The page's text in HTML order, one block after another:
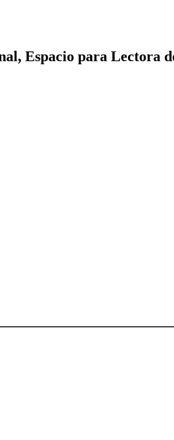
Espacio para Lectora